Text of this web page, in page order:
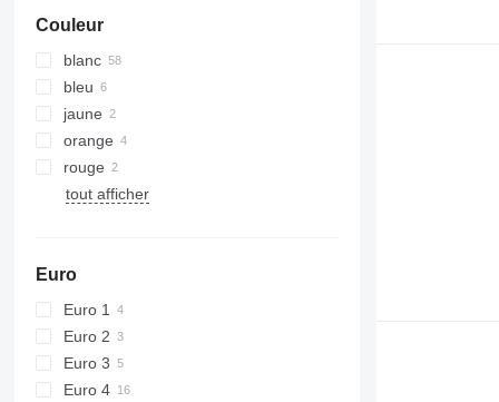
Couleur
blanc
bleu
jaune
orange
rouge
tout afficher
Euro
Euro 1
Euro 2
Euro 3
Euro 4